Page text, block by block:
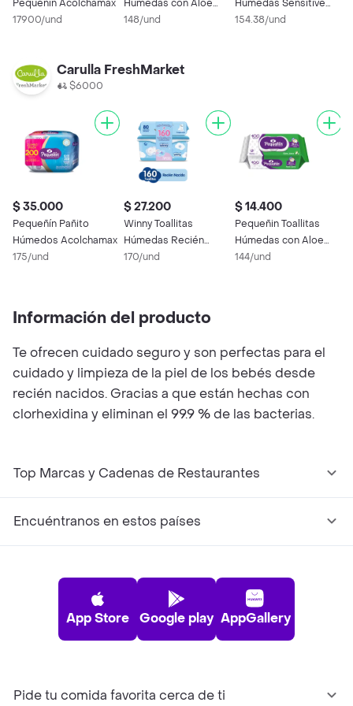
Pequeñín Acolchamax
17900/und
Húmedas con Aloe
Vera y Vitamina E
148/und
Húmedas Sensitive
Recién Nacido
154.38/und
Carulla FreshMarket
$6000
$ 35.000
Pequeñín Pañito
Húmedos Acolchamax
175/und
$ 27.200
Winny Toallitas
Húmedas Recién
Nacido
170/und
$ 14.400
Pequeñin Toallitas
Húmedas con Aloe
Natural
144/und
Información del producto
Te ofrecen cuidado seguro y son perfectas para el
cuidado y limpieza de la piel de los bebés desde
recién nacidos. Gracias a que están hechas con
clorhexidina y eliminan el 99.9 % de las bacterias.
Top Marcas y Cadenas de Restaurantes
Encuéntranos en estos países
App Store Google play AppGallery
Pide tu comida favorita cerca de ti